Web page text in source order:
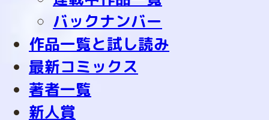
バックナンバー
作品一覧と試し読み
最新コミックス
著者一覧
新人賞